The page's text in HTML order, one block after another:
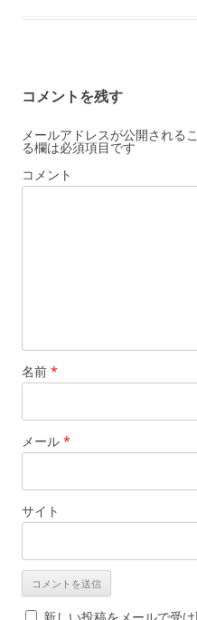
コメントを残す
メールアドレスが公開される
る欄は必須項目です
コメント
名前 *
メール *
サイト